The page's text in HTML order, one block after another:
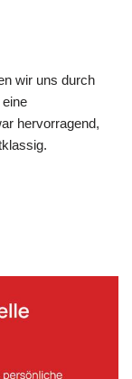
wir uns durch
hervorragend,